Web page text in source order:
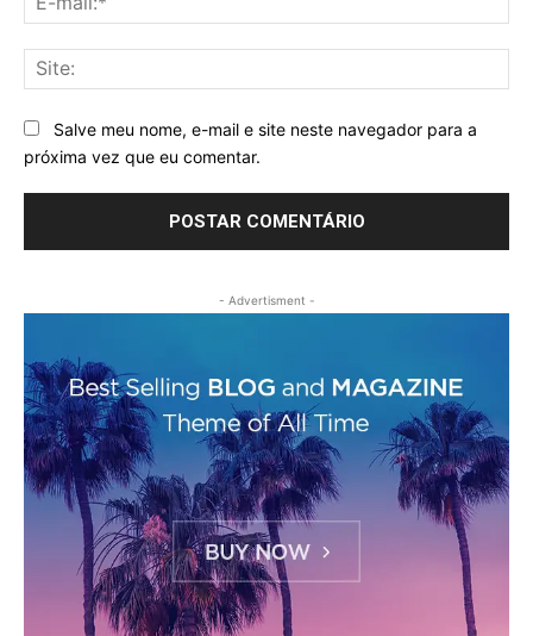
Salve meu nome, e-mail e site neste navegador para a
próxima vez que eu comentar.
- Advertisment -